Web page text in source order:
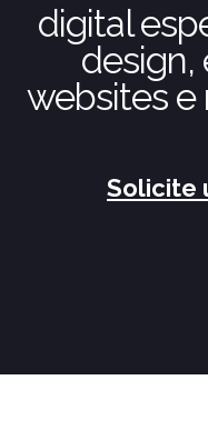
digital
design,
websites e
Solicite